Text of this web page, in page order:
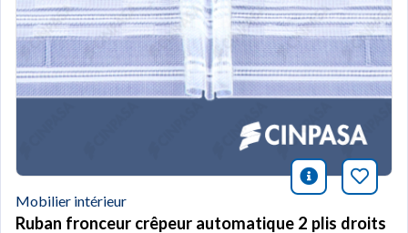
icono
Mobilier intérieur
Ruban fronceur crêpeur automatique 2 plis droits